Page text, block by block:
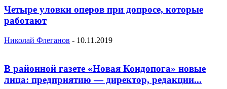
Четыре уловки оперов при допросе, которые
работают
Николай Флеганов - 10.11.2019
В районной газете «Новая Кондопога» новые
лица: предприятию — директор, редакции...